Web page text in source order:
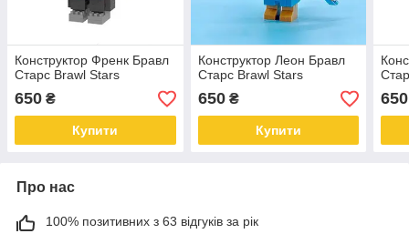
Конструктор Френк Бравл
Старс Brawl Stars
650 ₴
Купити
Конструктор Леон Бравл
Старс Brawl Stars
650₴
Купити
650
Про нас
100% позитивних з 63 відгуків за рік